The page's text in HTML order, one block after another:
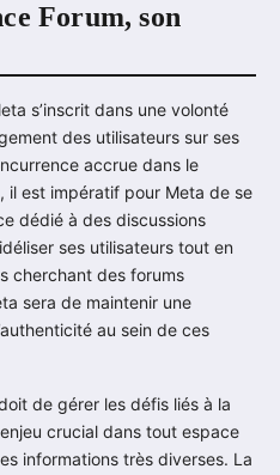
Forum, son
s’inscrit dans une volonté
des utilisateurs sur ses
accrue dans le
il est impératif pour Meta de se
dédié à des discussions
ses utilisateurs tout en
cherchant des forums
sera de maintenir une
au sein de ces
de gérer les défis liés à la
crucial dans tout espace
informations très diverses. La